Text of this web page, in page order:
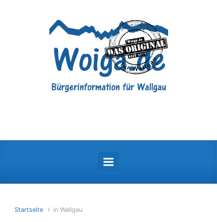
Startseite in Wallgau